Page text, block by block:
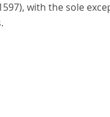
with the sole